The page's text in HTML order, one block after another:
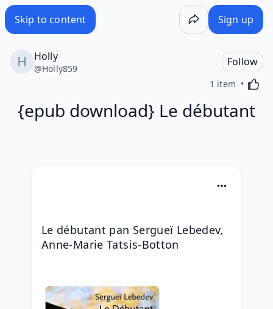
Skip to content Sign up
Holly
@Holly859
Follow
1 item
{epub download} Le débutant
Le débutant pan Sergueï Lebedev,
Anne-Marie Tatsis-Botton